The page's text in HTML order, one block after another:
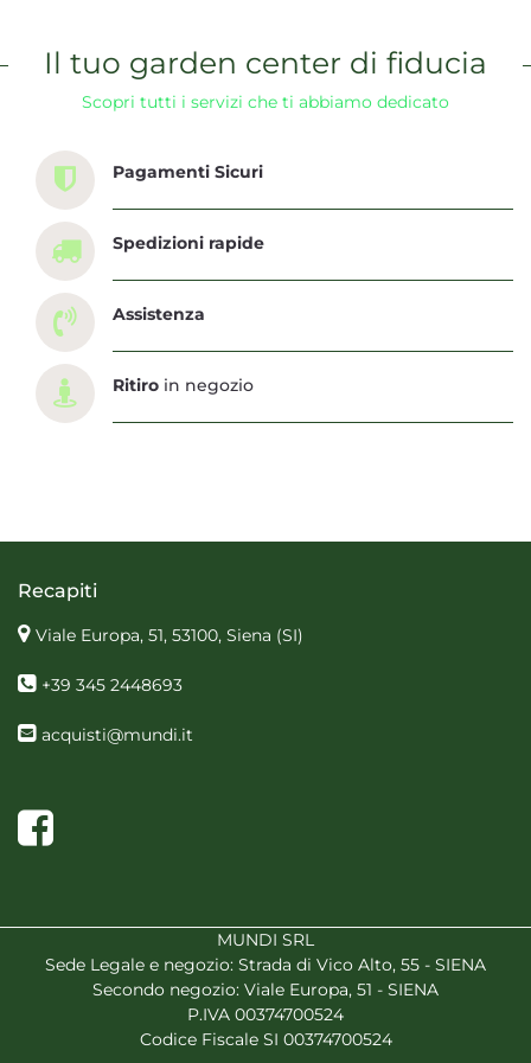
Il tuo garden center di fiducia
Scopri tutti i servizi che ti abbiamo dedicato
Pagamenti Sicuri
Spedizioni rapide
Assistenza
Ritiro in negozio
Recapiti
Viale Europa, 51, 53100, Siena (SI)
+39 345 2448693
acquisti@mundi.it
Facebook
MUNDI SRL
Sede Legale e negozio: Strada di Vico Alto, 55 - SIENA
Secondo negozio: Viale Europa, 51 - SIENA
P.IVA 00374700524
Codice Fiscale SI 00374700524